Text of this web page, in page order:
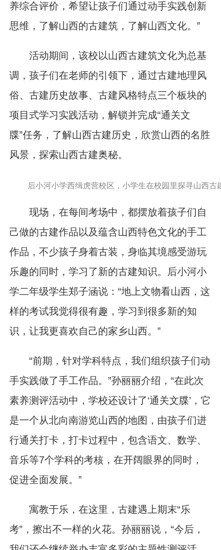
养综合评价，希望让孩子们通过动手实践创新
思维，了解山西的古建筑，了解山西文化。”
活动期间，该校以山西古建筑文化为总基
调，孩子们在老师的引领下，通过古建地理风
俗、古建历史故事、古建风格特点三个板块的
项目式学习实践活动，解锁并完成“通关文
牒”任务，了解山西古建历史，欣赏山西的名胜
风景，探索山西古建奥秘。
后小河小学西缉虎营校区，小学生在校园里探寻山西古
现场，在每间考场中，都摆放着孩子们自
己做的古建作品以及蕴含山西特色文化的手工
作品，不少孩子身着古装，身临其境感受游玩
乐趣的同时，学习了新的古建知识。后小河小
学二年级学生郑子涵说：“地上文物看山西，这
样的考试我觉得很有趣，学习到很多新的知
识，让我更喜欢自己的家乡山西。”
“前期，针对学科特点，我们组织孩子们动
手实践做了手工作品。”孙丽丽介绍，“在此次
素养测评活动中，学校还设计了‘通关文牒’，它
是一个从北向南游览山西的地图，由孩子们进
行通关打卡，打卡过程中，包含语文、数学、
音乐等7个学科的考核，在开阔眼界的同时，
促进全面发展。”
寓教于乐，在这里，古建遇上期末“乐
考”，擦出不一样的火花。孙丽丽说，“今后，